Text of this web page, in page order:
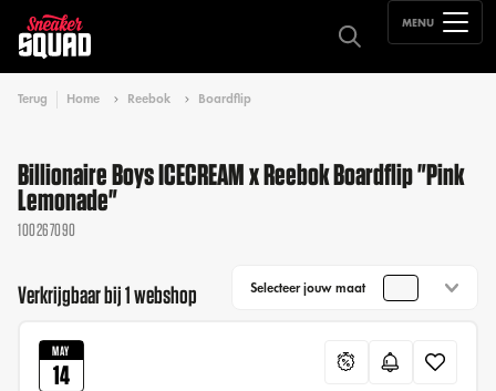
MENU
Terug Home Reebok Boardflip
Billionaire Boys ICECREAM x Reebok Boardflip "Pink
Lemonade"
100267090
Verkrijgbaar bij 1 webshop Selecteer jouw maat
MAY
14